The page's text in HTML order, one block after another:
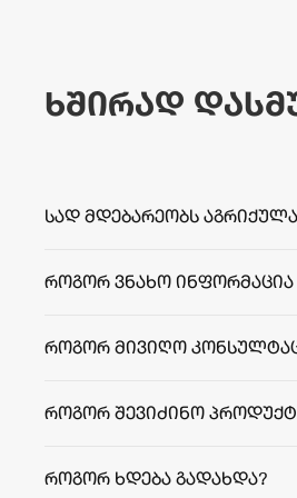
ხშირად
სად მდებარეობს
როგორ ვნახო
როგორ მივიღო
როგორ შევიძინო
როგორ ხდება გადახდა?